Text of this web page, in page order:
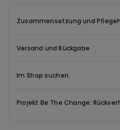
85B können die Anzahl der
Tragekomfort garantiert werden.
welche die Endverbraucher nie
Zusammensetzung und
Versand und Rückgabe
Im Shop suchen
Projekt Be The Change: